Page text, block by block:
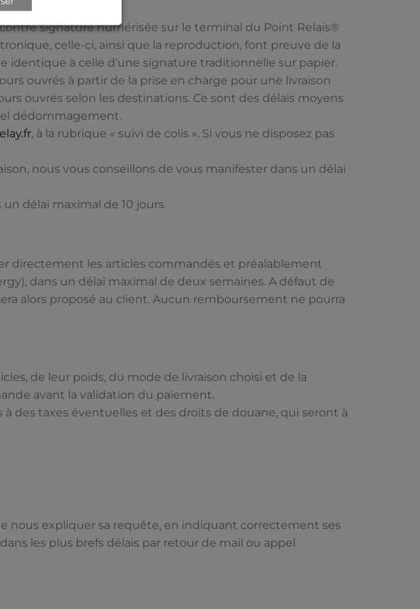
signature numérisée sur le terminal du Point Relais®
celle-ci, ainsi que la reproduction, font preuve de la
identique à celle d’une signature traditionnelle sur papier.
ouvrés à partir de la prise en charge pour une livraison
ouvrés selon les destinations. Ce sont des délais moyens
dédommagement.
, à la rubrique « suivi de colis ». Si vous ne disposez pas
nous vous conseillons de vous manifester dans un délai
délai maximal de 10 jours.
directement les articles commandés et préalablement
dans un délai maximal de deux semaines. A défaut de
alors proposé au client. Aucun remboursement ne pourra
de leur poids, du mode de livraison choisi et de la
avant la validation du paiement.
des taxes éventuelles et des droits de douane, qui seront à
nous expliquer sa requête, en indiquant correctement ses
les plus brefs délais par retour de mail ou appel